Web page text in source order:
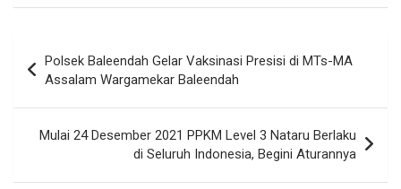
ce
b
o
o
k
at
s
A
p
p
ke
dI
n
navigation
Polsek Baleendah Gelar Vaksinasi Presisi di MTs-MA
Assalam Wargamekar Baleendah
Mulai 24 Desember 2021 PPKM Level 3 Nataru Berlaku
di Seluruh Indonesia, Begini Aturannya